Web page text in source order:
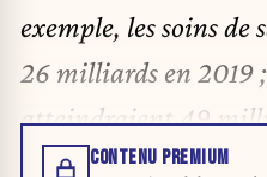
exemple, les soins
26 milliards en 2019
atteindraient 49
CONTENU PREMIUM